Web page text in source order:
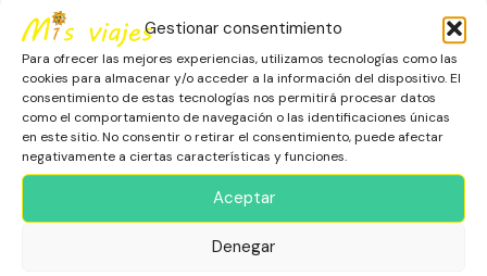
Gestionar consentimiento
Para ofrecer las mejores experiencias, utilizamos tecnologías como las
cookies para almacenar y/o acceder a la información del dispositivo. El
consentimiento de estas tecnologías nos permitirá procesar datos
como el comportamiento de navegación o las identificaciones únicas
en este sitio. No consentir o retirar el consentimiento, puede afectar
negativamente a ciertas características y funciones.
Aceptar
Denegar
La Ruta 66
América,Arizona,California,Escapadas,Estados Unidos,